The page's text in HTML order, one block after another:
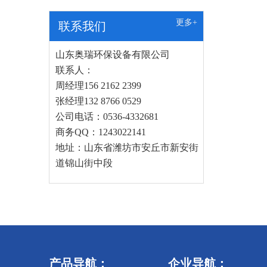
联系我们 更多+
山东奥瑞环保设备有限公司
联系人：
周经理156 2162 2399
张经理132 8766 0529
公司电话：0536-4332681
商务QQ：1243022141
地址：山东省潍坊市安丘市新安街
道锦山街中段
产品导航： 企业导航：